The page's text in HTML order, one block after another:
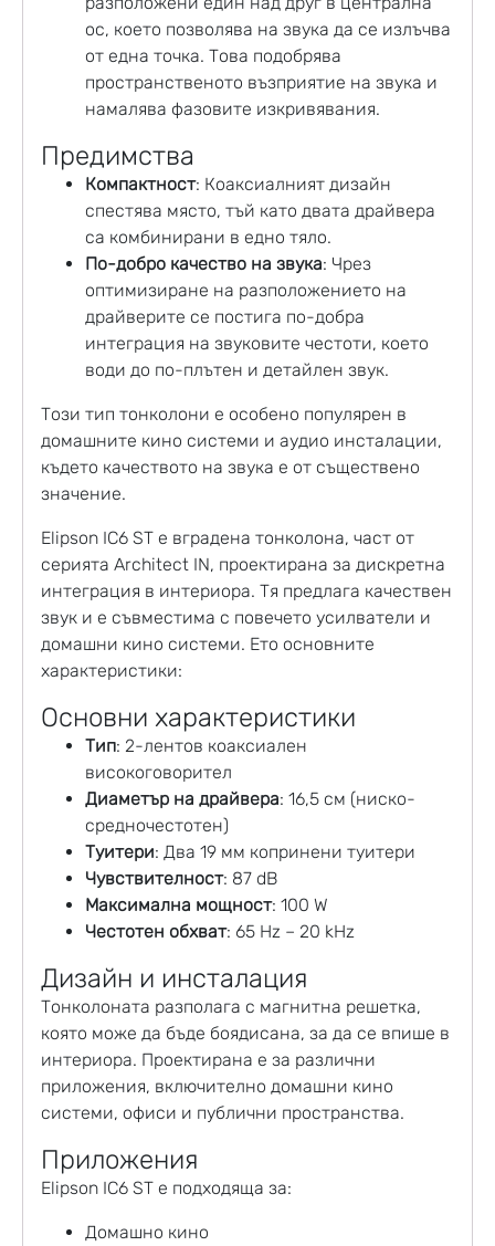
ос, което позволява на звука да се излъчва
от една точка. Това подобрява
пространственото възприятие на звука и
намалява фазовите изкривявания.
Предимства
Компактност: Коаксиалният дизайн
спестява място, тъй като двата драйвера
са комбинирани в едно тяло.
По-добро качество на звука: Чрез
оптимизиране на разположението на
драйверите се постига по-добра
интеграция на звуковите честоти, което
води до по-плътен и детайлен звук.
Този тип тонколони е особено популярен в
домашните кино системи и аудио инсталации,
където качеството на звука е от съществено
значение.
Elipson IC6 ST е вградена тонколона, част от
серията Architect IN, проектирана за дискретна
интеграция в интериора. Тя предлага качествен
звук и е съвместима с повечето усилватели и
домашни кино системи. Ето основните
характеристики:
Основни характеристики
Тип: 2-лентов коаксиален
високоговорител
Диаметър на драйвера: 16,5 см (ниско-
средночестотен)
Туитери: Два 19 мм копринени туитери
Чувствителност: 87 dB
Максимална мощност: 100 W
Честотен обхват: 65 Hz – 20 kHz
Дизайн и инсталация
Тонколоната разполага с магнитна решетка,
която може да бъде боядисана, за да се впише в
интериора. Проектирана е за различни
приложения, включително домашни кино
системи, офиси и публични пространства.
Приложения
Elipson IC6 ST е подходяща за:
Домашно кино